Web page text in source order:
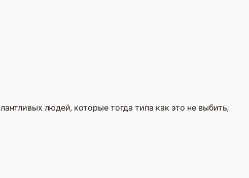
людей, которые тогда типа как это не выбить,